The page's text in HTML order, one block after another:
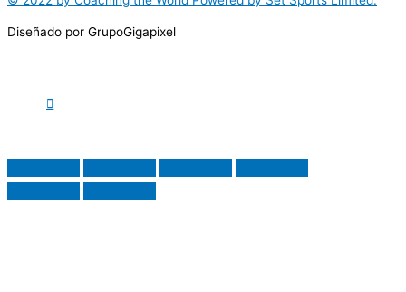
Diseñado por GrupoGigapixel